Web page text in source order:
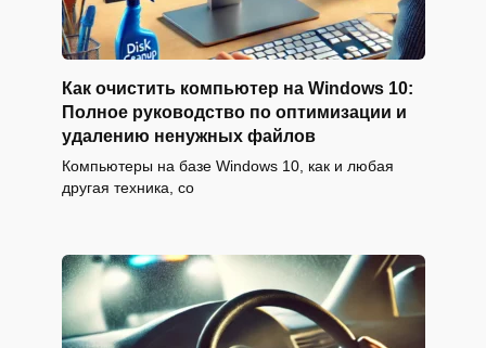
Как очистить компьютер на Windows 10:
Полное руководство по оптимизации и
удалению ненужных файлов
Компьютеры на базе Windows 10, как и любая
другая техника, со